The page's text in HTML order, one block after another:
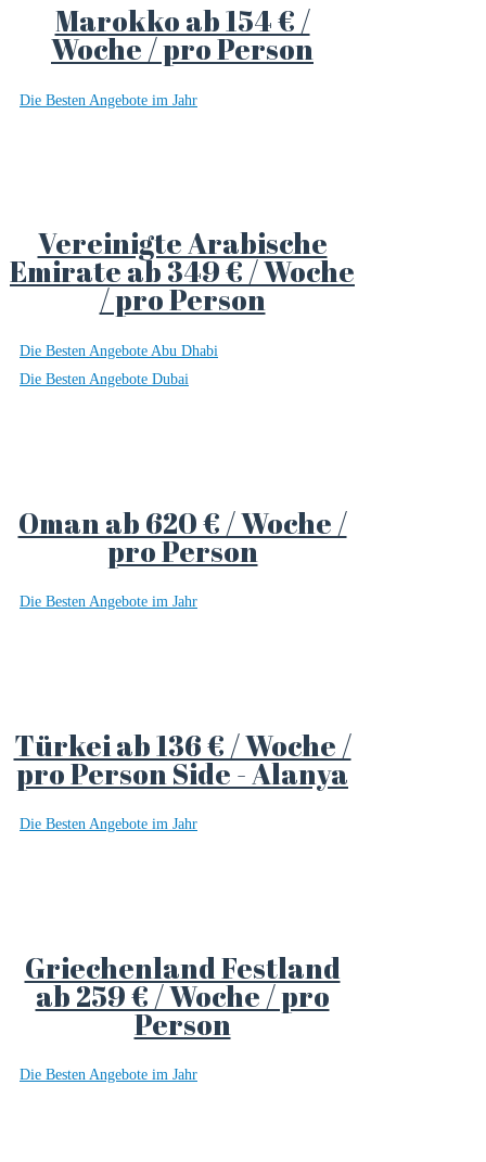
Marokko ab 154 € /
Woche / pro Person
Die Besten Angebote im Jahr
Vereinigte Arabische
Emirate ab 349 € / Woche
/ pro Person
Die Besten Angebote Abu Dhabi
Die Besten Angebote Dubai
Oman ab 620 € / Woche /
pro Person
Die Besten Angebote im Jahr
Türkei ab 136 € / Woche /
pro Person Side - Alanya
Die Besten Angebote im Jahr
Griechenland Festland
ab 259 € / Woche / pro
Person
Die Besten Angebote im Jahr